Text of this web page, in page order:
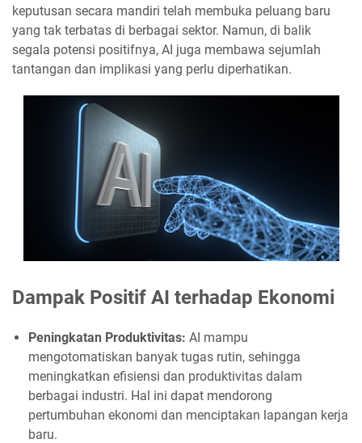
keputusan secara mandiri telah membuka peluang baru
yang tak terbatas di berbagai sektor. Namun, di balik
segala potensi positifnya, AI juga membawa sejumlah
tantangan dan implikasi yang perlu diperhatikan.
Dampak Positif AI terhadap Ekonomi
Peningkatan Produktivitas: AI mampu
mengotomatiskan banyak tugas rutin, sehingga
meningkatkan efisiensi dan produktivitas dalam
berbagai industri. Hal ini dapat mendorong
pertumbuhan ekonomi dan menciptakan lapangan kerja
baru.